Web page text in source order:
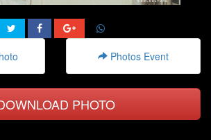
Photos Event
PHOTO